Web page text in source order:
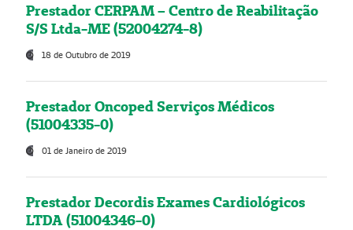
Prestador CERPAM – Centro de Reabilitação
S/S Ltda-ME (52004274-8)
18 de Outubro de 2019
Prestador Oncoped Serviços Médicos
(51004335-0)
01 de Janeiro de 2019
Prestador Decordis Exames Cardiológicos
LTDA (51004346-0)